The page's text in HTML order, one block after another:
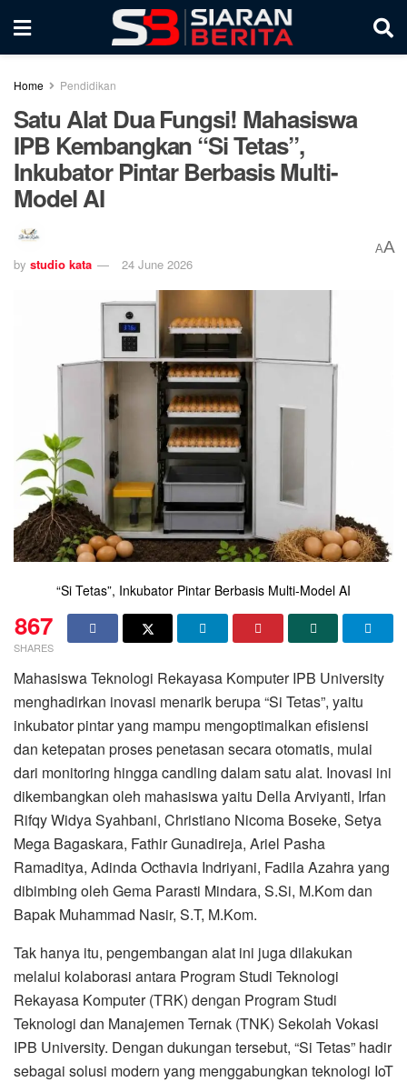
Home Pendidikan
Satu Alat Dua Fungsi! Mahasiswa
IPB Kembangkan “Si Tetas”,
Inkubator Pintar Berbasis Multi-
Model AI
by studio kata 24 June 2026
AA
“Si Tetas”, Inkubator Pintar Berbasis Multi-Model AI
867
SHARES
Mahasiswa Teknologi Rekayasa Komputer IPB University
menghadirkan inovasi menarik berupa “Si Tetas”, yaitu
inkubator pintar yang mampu mengoptimalkan efisiensi
dan ketepatan proses penetasan secara otomatis, mulai
dari monitoring hingga candling dalam satu alat. Inovasi ini
dikembangkan oleh mahasiswa yaitu Della Arviyanti, Irfan
Rifqy Widya Syahbani, Christiano Nicoma Boseke, Setya
Mega Bagaskara, Fathir Gunadireja, Ariel Pasha
Ramaditya, Adinda Octhavia Indriyani, Fadila Azahra yang
dibimbing oleh Gema Parasti Mindara, S.Si, M.Kom dan
Bapak Muhammad Nasir, S.T, M.Kom.
Tak hanya itu, pengembangan alat ini juga dilakukan
melalui kolaborasi antara Program Studi Teknologi
Rekayasa Komputer (TRK) dengan Program Studi
Teknologi dan Manajemen Ternak (TNK) Sekolah Vokasi
IPB University. Dengan dukungan tersebut, “Si Tetas” hadir
sebagai solusi modern yang menggabungkan teknologi IoT